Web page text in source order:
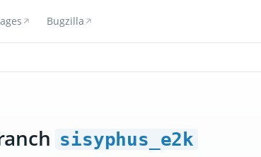
Bugzilla
sisyphus_e2k